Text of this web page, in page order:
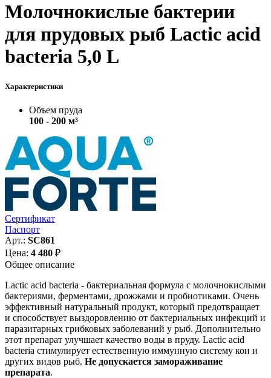
Молочнокислые бактерии
для прудовых рыб Lactic acid
bacteria 5,0 L
Характеристики
Объем пруда
100 - 200 м³
Сертификат
Паспорт
Арт.: SC861
Цена: 4 480 ₽
Общее описание
Lactic acid bacteria - бактериальная формула с молочнокислыми
бактериями, ферментами, дрожжами и пробиотиками. Очень
эффективный натуральный продукт, который предотвращает
и способствует выздоровлению от бактериальных инфекций и
паразитарных грибковых заболеваний у рыб. Дополнительно
этот препарат улучшает качество воды в пруду. Lactic acid
bacteria стимулирует естественную иммунную систему кои и
других видов рыб. Не допускается замораживание
препарата.